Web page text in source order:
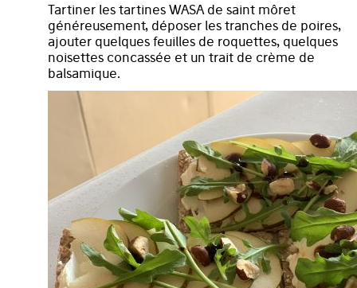
Tartiner les tartines WASA de saint môret
généreusement, déposer les tranches de poires,
ajouter quelques feuilles de roquettes, quelques
noisettes concassée et un trait de crème de
balsamique.